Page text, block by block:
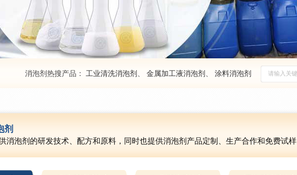
消泡剂热搜产品： 工业清洗消泡剂 金属加工液消泡剂 涂料消泡剂
剂
消泡剂的研发技术、配方和原料，同时也提供消泡剂产品定制、生产合作和免费试样